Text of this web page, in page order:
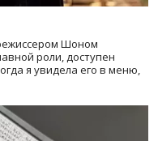
Шоном
роли, доступен
я увидела его в меню,